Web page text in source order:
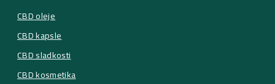
CBD oleje
CBD kapsle
CBD sladkosti
CBD kosmetika